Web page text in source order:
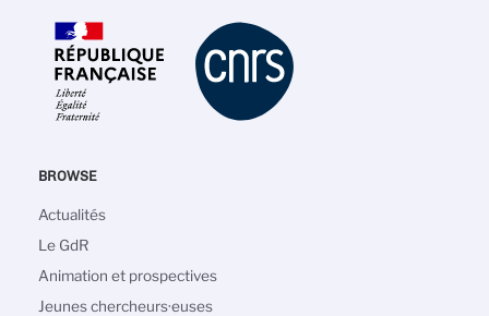
BROWSE
Navigation
principale
Actualités
Le GdR
Animation et prospectives
Jeunes chercheurs·euses